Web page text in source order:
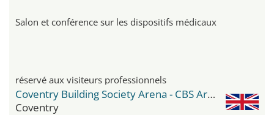
Salon et conférence sur les dispositifs médicaux
réservé aux visiteurs professionnels
Coventry Building Society Arena - CBS Arena
Coventry